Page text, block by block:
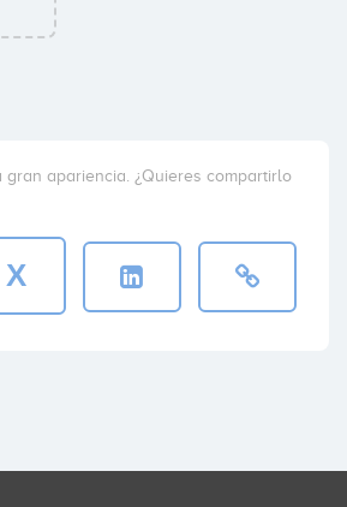
gran apariencia. ¿Quieres compartirlo
X